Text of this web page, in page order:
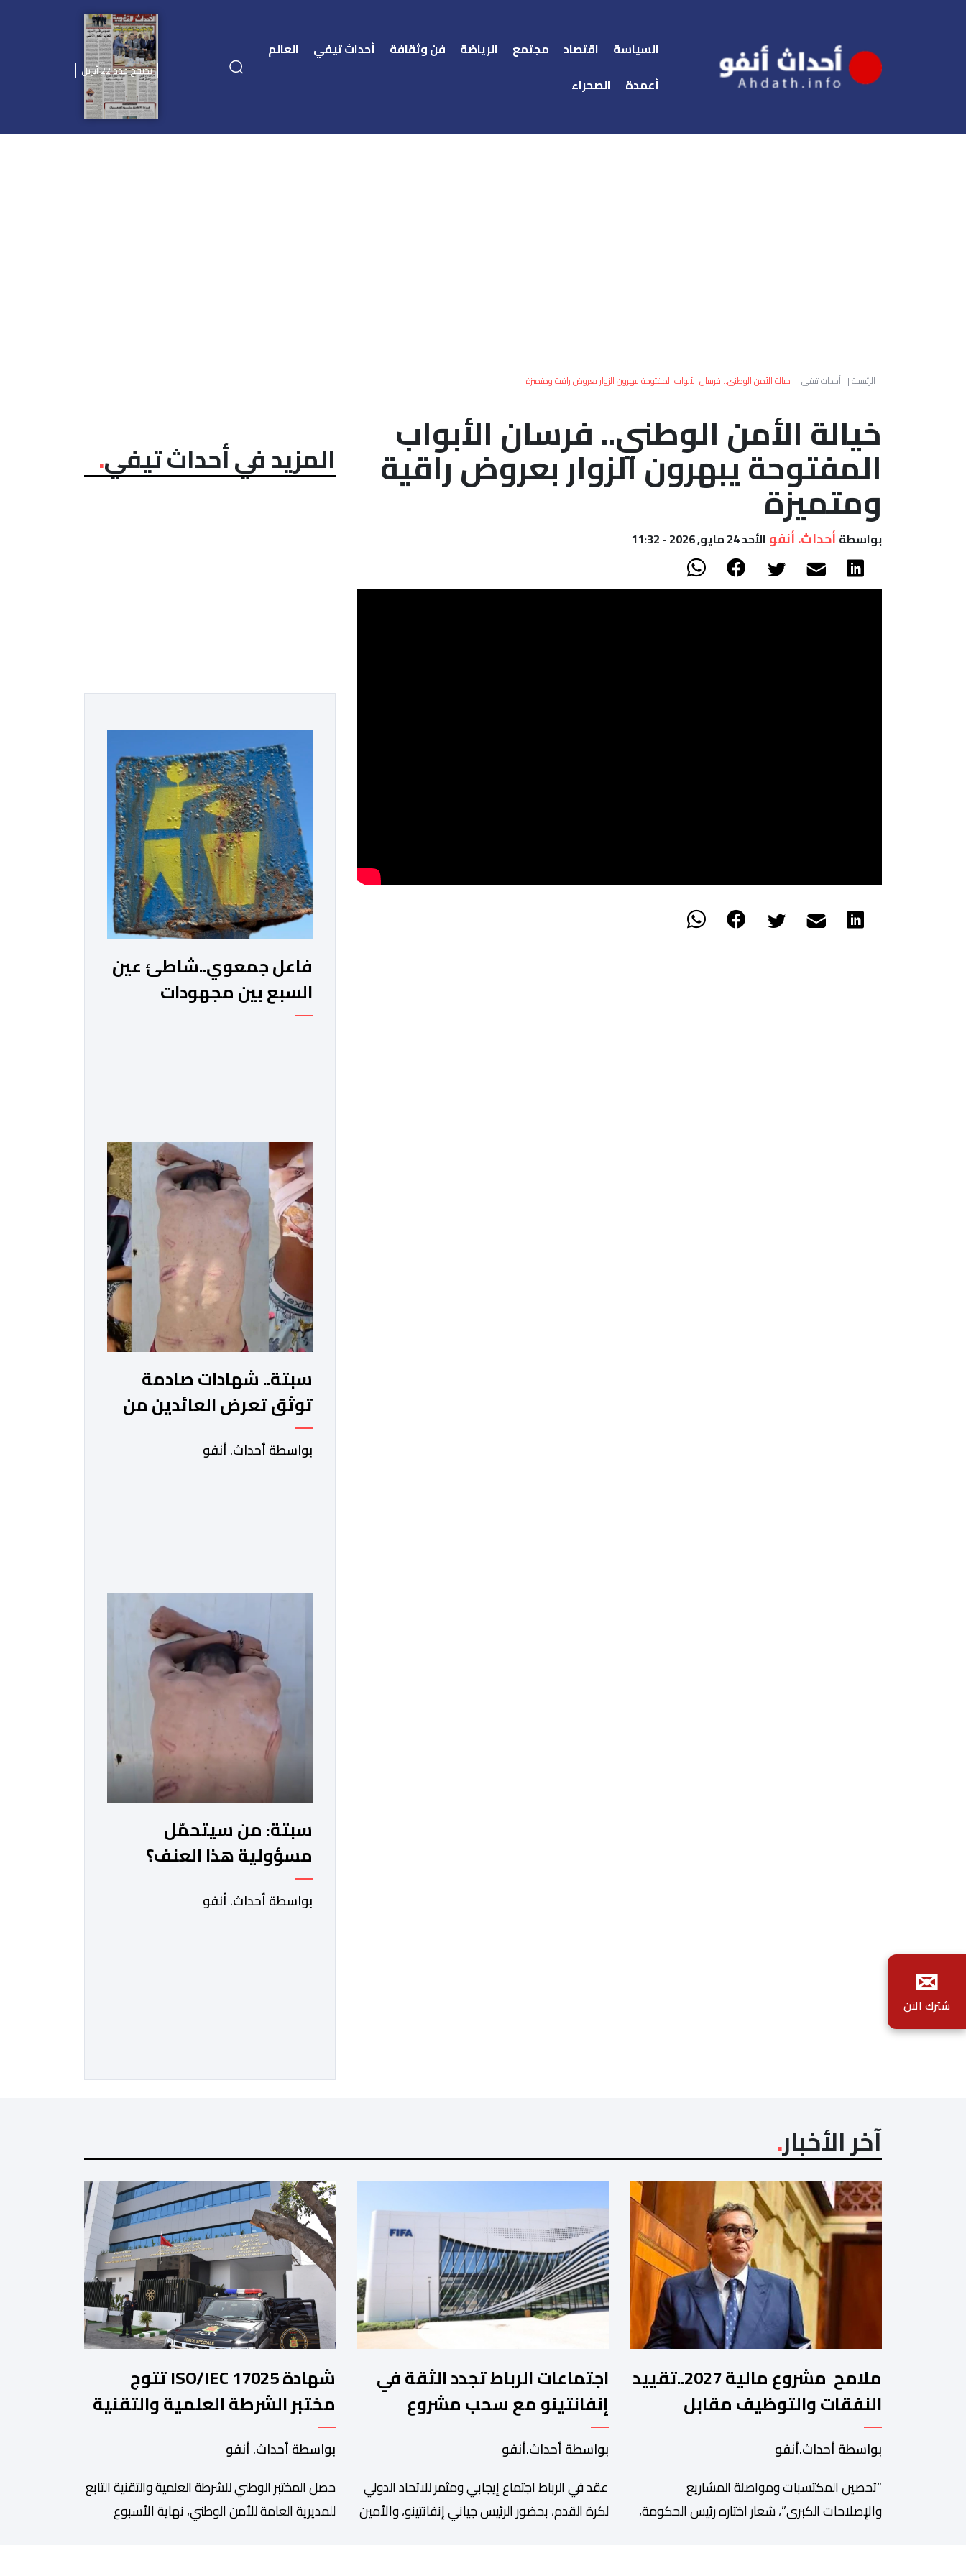
السياسة اقتصاد مجتمع الرياضة فن وثقافة أحداث تيفي
العالم
أعمدة
الصحراء
تصفح عدد 22 أبريل
الرئيسية| أحداث تيفي | خيالة الأمن الوطني.. فرسان الأبواب المفتوحة يبهرون الزوار بعروض راقية ومتميزة
خيالة الأمن الوطني.. فرسان الأبواب
المفتوحة يبهرون الزوار بعروض راقية
ومتميزة
بواسطة أحداث. أنفو الأحد 24 مايو, 2026 - 11:32
المزيد في أحداث تيفي
فاعل جمعوي..شاطئ عين
السبع بين مجهودات
السلطات ووعي الزوار
سبتة.. شهادات صادمة
توثق تعرض العائدين من
الثغر المحتل لاعتداءات
جسيمة من قبل الحرس
بواسطة أحداث. أنفو
سبتة: من سيتحمّل
مسؤولية هذا العنف؟
بواسطة أحداث. أنفو
آخر الأخبار
ملامح مشروع مالية 2027..تقييد
النفقات والتوظيف مقابل
مواصلة بناء الدولة الاجتماعية
والاستثمار
بواسطة أحداث.أنفو
“تحصين المكتسبات ومواصلة المشاريع
والإصلاحات الكبرى”، شعار اختاره رئيس الحكومة،
اجتماعات الرباط تجدد الثقة في
إنفانتينو مع سحب مشروع
الفيفا
بواسطة أحداث.أنفو
عقد في الرباط اجتماع إيجابي ومثمر للاتحاد الدولي
لكرة القدم، بحضور الرئيس جياني إنفانتينو، والأمين
شهادة ISO/IEC 17025 تتوج
مختبر الشرطة العلمية والتقنية
للأمن الوطني في مختلف الخبرات
الجنائية
بواسطة أحداث. أنفو
حصل المختبر الوطني للشرطة العلمية والتقنية التابع
للمديرية العامة للأمن الوطني، نهاية الأسبوع
✉
شترك الآن